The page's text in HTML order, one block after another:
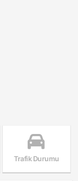
Trafik Durumu